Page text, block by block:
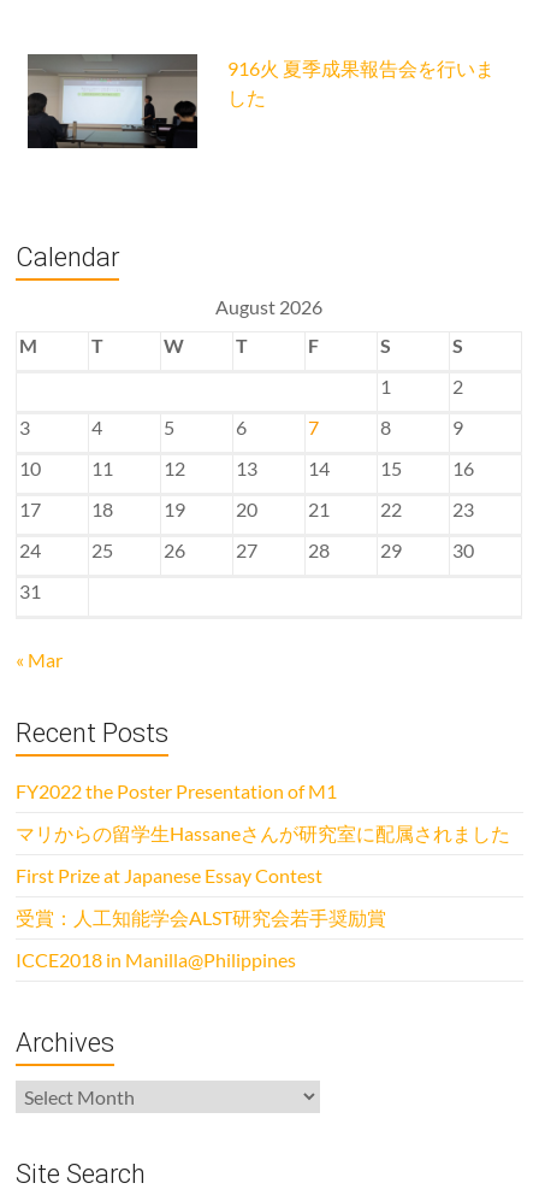
916火 夏季成果報告会を行いま
した
Calendar
August 2026
M
T W T F S
S
1
2
3
4 5 6 7 8
9
10
11 12 13 14 15
16
17
18 19 20 21 22
23
24
25 26 27 28 29
30
31
« Mar
Recent Posts
FY2022 the Poster Presentation of M1
マリからの留学生Hassaneさんが研究室に配属されました
First Prize at Japanese Essay Contest
受賞：人工知能学会ALST研究会若手奨励賞
ICCE2018 in Manilla@Philippines
Archives
Archives
Site Search